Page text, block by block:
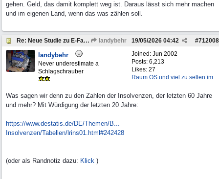
gehen. Geld, das damit komplett weg ist. Daraus lässt sich mehr machen
und im eigenen Land, wenn das was zählen soll.
Re: Neue Studie zu E-Fahrzeugen landybehr #712008
19/05/2026 04:42
Joined: Jun 2002
Posts: 6,213
Likes: 27
Raum OS und viel zu selten im ...
landybehr
Never underestimate a
Schlagschrauber
Was sagen wir denn zu den Zahlen der Insolvenzen, der letzten 60 Jahre
und mehr? Mit Würdigung der letzten 20 Jahre:
https://www.destatis.de/DE/Themen/B...
Insolvenzen/Tabellen/lrins01.html#242428
(oder als Randnotiz dazu: Klick )